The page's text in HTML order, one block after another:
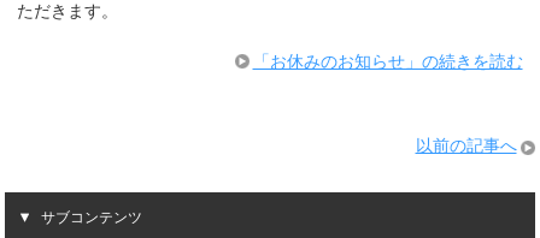
ただきます。
「お休みのお知らせ」の続きを読む
以前の記事へ
サブコンテンツ